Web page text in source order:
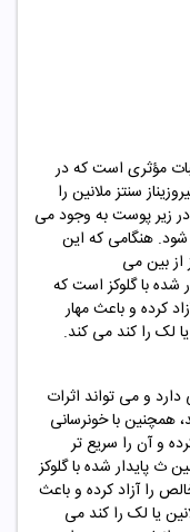
مؤثری است که در
سنتز ملانین را
زیر پوست به وجود می
هنگامی که این
از بین می
شده با گلوکز است که
کرده و باعث مهار
یا لک را کند می کند.
و می تواند اثرات
همچنین با خونرسانی
و آن را سریع تر
ث پایدار شده با گلوکز
را آزاد کرده و باعث
یا لک را کند می